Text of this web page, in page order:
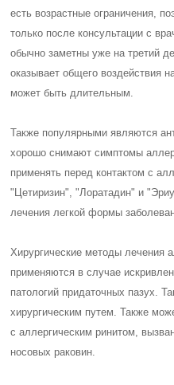
есть возрастные ограничения,
только после консультации с
обычно заметны уже на третий
оказывает общего воздействия
может быть длительным.
Также популярными являются
хорошо снимают симптомы
применять перед контактом с
"Цетиризин", "Лоратадин" и
лечения легкой формы
Хирургические методы лечения
применяются в случае
патологий придаточных пазух.
хирургическим путем. Также
с аллергическим ринитом,
носовых раковин.